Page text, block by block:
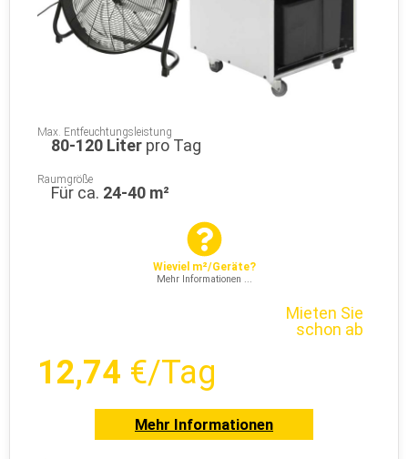
Max. Entfeuchtungsleistung
80-120 Liter pro Tag
Raumgröße
Für ca. 24-40 m²
Wieviel m²/Geräte?
Mehr Informationen ...
Mieten Sie
schon ab
12,74 €/Tag
Mehr Informationen